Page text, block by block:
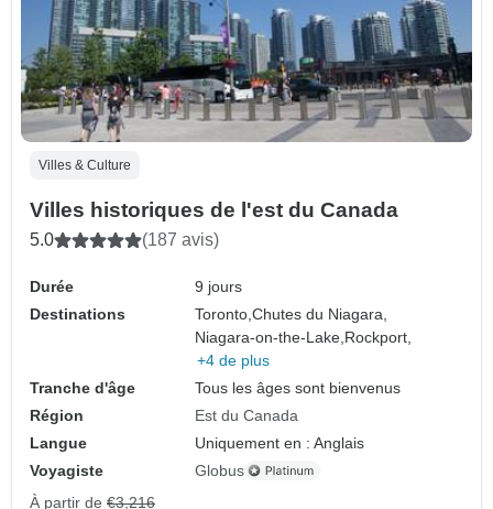
Villes & Culture
Villes historiques de l'est du Canada
5.0 (187 avis)
Durée
9 jours
Destinations
Toronto,Chutes du Niagara,
Niagara-on-the-Lake, Rockport,
+4 de plus
Tranche d'âge
Tous les âges sont bienvenus
Région
Est du Canada
Langue
Uniquement en : Anglais
Voyagiste
Globus
À partir de €3,216